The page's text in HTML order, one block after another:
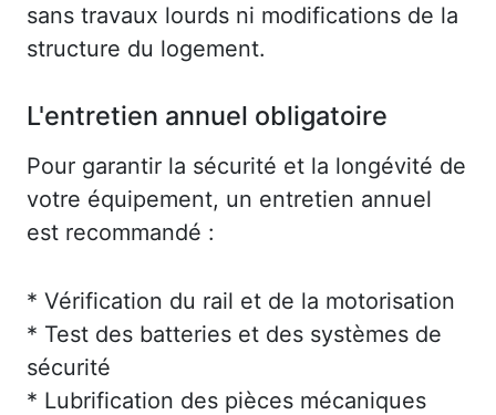
sans travaux lourds ni modifications de la
structure du logement.
L'entretien annuel obligatoire
Pour garantir la sécurité et la longévité de
votre équipement, un entretien annuel
est recommandé :
* Vérification du rail et de la motorisation
* Test des batteries et des systèmes de
sécurité
* Lubrification des pièces mécaniques